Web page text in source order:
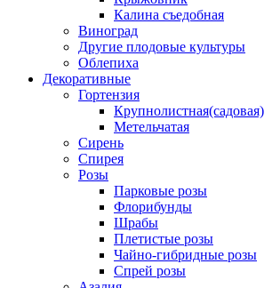
Калина съедобная
Виноград
Другие плодовые культуры
Облепиха
Декоративные
Гортензия
Крупнолистная(садовая)
Метельчатая
Сирень
Спирея
Розы
Парковые розы
Флорибунды
Шрабы
Плетистые розы
Чайно-гибридные розы
Спрей розы